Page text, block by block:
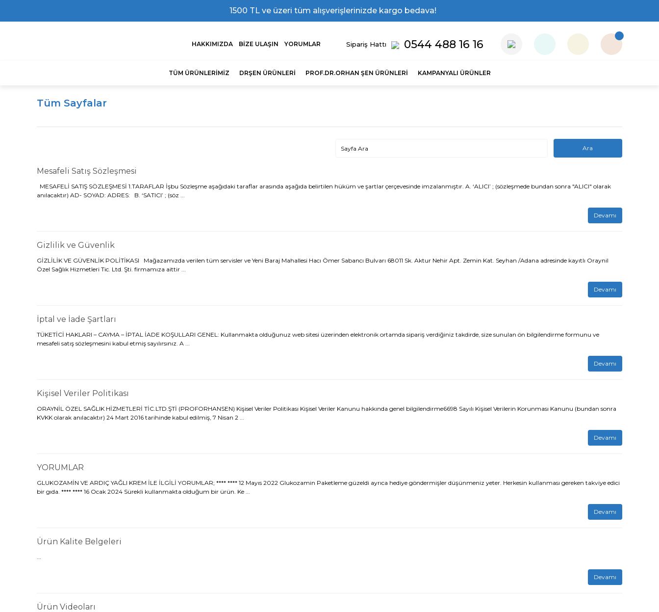
1500 TL ve üzeri tüm alışverişlerinizde kargo bedava!
HAKKIMIZDA BİZE ULAŞIN YORUMLAR Sipariş Hattı 0544 488 16 16
TÜM ÜRÜNLERİMİZ DRŞEN ÜRÜNLERİ PROF.DR.ORHAN ŞEN ÜRÜNLERİ KAMPANYALI ÜRÜNLER
Tüm Sayfalar
Mesafeli Satış Sözleşmesi
MESAFELİ SATIŞ SÖZLEŞMESİ 1.TARAFLAR İşbu Sözleşme aşağıdaki taraflar arasında aşağıda belirtilen hüküm ve şartlar çerçevesinde imzalanmıştır. A. ‘ALICI’ ; (sözleşmede bundan sonra "ALICI" olarak
anılacaktır) AD- SOYAD: ADRES: B. ‘SATICI’ ; (söz ...
Devamı
Gizlilik ve Güvenlik
GİZLİLİK VE GÜVENLİK POLİTİKASI Mağazamızda verilen tüm servisler ve Yeni Baraj Mahallesi Hacı Ömer Sabancı Bulvarı 68011 Sk. Aktur Nehir Apt. Zemin Kat. Seyhan /Adana adresinde kayıtlı Oraynil
Özel Sağlık Hizmetleri Tic. Ltd. Şti. firmamıza aittir ...
Devamı
İptal ve İade Şartları
TÜKETİCİ HAKLARI – CAYMA – İPTAL İADE KOŞULLARI GENEL: Kullanmakta olduğunuz web sitesi üzerinden elektronik ortamda sipariş verdiğiniz takdirde, size sunulan ön bilgilendirme formunu ve
mesafeli satış sözleşmesini kabul etmiş sayılırsınız. A ...
Devamı
Kişisel Veriler Politikası
ORAYNİL ÖZEL SAĞLIK HİZMETLERİ TİC.LTD.ŞTİ (PROFORHANSEN) Kişisel Veriler Politikası Kişisel Veriler Kanunu hakkında genel bilgilendirme6698 Sayılı Kişisel Verilerin Korunması Kanunu (bundan sonra
KVKK olarak anılacaktır) 24 Mart 2016 tarihinde kabul edilmiş, 7 Nisan 2 ...
Devamı
YORUMLAR
GLUKOZAMİN VE ARDIÇ YAĞLI KREM İLE İLGİLİ YORUMLAR; **** **** 12 Mayıs 2022 Glukozamin Paketleme güzeldi ayrıca hediye göndermişler düşünmeniz yeter. Herkesin kullanması gereken takviye edici
bir gıda. **** **** 16 Ocak 2024 Sürekli kullanmakta olduğum bir ürün. Ke ...
Devamı
Ürün Kalite Belgeleri
...
Devamı
Ürün Videoları